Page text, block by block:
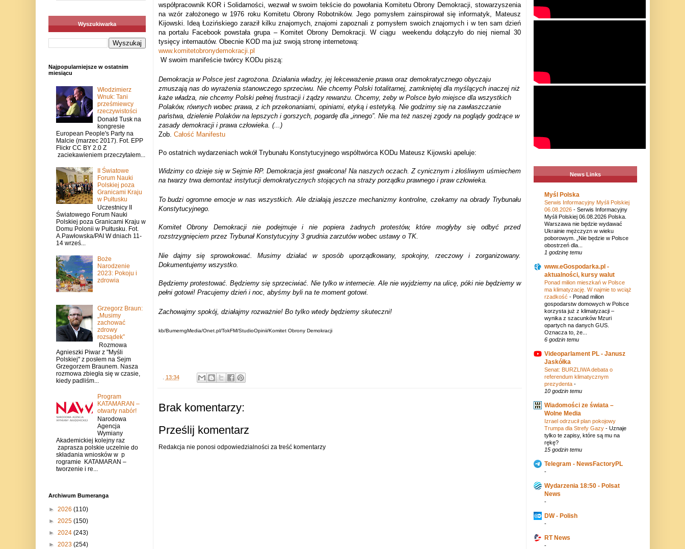
współpracownik KOR i Solidarności, wezwał w swoim tekście do powołania Komitetu Obrony Demokracji, stowarzyszenia
na wzór założonego w 1976 roku Komitetu Obrony Robotników. Jego pomysłem zainspirował się informatyk, Mateusz
Kijowski. Ideą Łozińskiego zaraził kilku znajomych, znajomi zapoznali z pomysłem swoich znajomych i w ten sam dzień
na portalu Facebook powstała grupa – Komitet Obrony Demokracji. W ciągu
weekendu dołączyło do niej niemal 30
tysięcy internautów. Obecnie KOD ma już swoją stronę internetową:
www.komitetobronydemokracji.pl
W swoim manifeście twórcy KODu piszą:
Demokracja w Polsce jest zagrożona. Działania władzy, jej lekceważenie prawa oraz demokratycznego obyczaju
zmuszają nas do wyrażenia stanowczego sprzeciwu. Nie chcemy Polski totalitarnej, zamkniętej dla myślących inaczej niż
każe władza, nie chcemy Polski pełnej frustracji i żądzy rewanżu. Chcemy, żeby w Polsce było miejsce dla wszystkich
Polaków, równych wobec prawa, z ich przekonaniami, opiniami, etyką i estetyką. Nie godzimy się na zawłaszczanie
państwa, dzielenie Polaków na lepszych i gorszych, pogardę dla „innego”. Nie ma też naszej zgody na poglądy godzące w
zasady demokracji i prawa człowieka. (...)
Zob. Całość Manifestu
Po ostatnich wydarzeniach wokół Trybunału Konstytucyjnego wspóltwórca KODu Mateusz Kijowski apeluje:
Widzimy co dzieje się w Sejmie RP. Demokracja jest gwałcona! Na naszych oczach. Z cynicznym i złośliwym uśmiechem
na twarzy trwa demontaż instytucji demokratycznych stojących na straży porządku prawnego i praw człowieka.
To budzi ogromne emocje w nas wszystkich. Ale działają jeszcze mechanizmy kontrolne, czekamy na obrady Trybunału
Konstytucyjnego.
Komitet Obrony Demokracji nie podejmuje i nie popiera żadnych protestów, które mogłyby się odbyć przed
rozstrzygnięciem przez Trybunał Konstytucyjny 3 grudnia zarzutów wobec ustawy o TK.
Nie dajmy się sprowokować. Musimy działać w sposób uporządkowany, spokojny, rzeczowy i zorganizowany.
Dokumentujemy wszystko.
Będziemy protestować. Będziemy się sprzeciwiać. Nie tylko w internecie. Ale nie wyjdziemy na ulicę, póki nie będziemy w
pełni gotowi! Pracujemy dzień i noc, abyśmy byli na te moment gotowi.
Zachowajmy spokój, działajmy rozważnie! Bo tylko wtedy będziemy skuteczni!
kb/BumerngMedia/Onet.pl/TokFM/StudioOpinii/Komitet Obrony Demokracji
13:34
Brak komentarzy:
Prześlij komentarz
Redakcja nie ponosi odpowiedzialności za treść komentarzy
Wyszukiwarka
Najpopularniejsze w ostatnim
miesiącu
Włodzimierz
Wnuk: Tani
prześmiewcy
rzeczywistości
Donald Tusk na
kongresie
European People's Party na
Malcie (marzec 2017). Fot. EPP
Flickr CC BY 2.0 Z
zaciekawieniem przeczytałem...
II Światowe
Forum Nauki
Polskiej poza
Granicami Kraju
w Pułtusku
Uczestnicy II
Światowego Forum Nauki
Polskiej poza Granicami Kraju w
Domu Polonii w Pułtusku. Fot.
A.Pawłowska/PAI W dniach 11-
14 wrześ...
Boże
Narodzenie
2023: Pokoju i
zdrowia
Grzegorz Braun:
„Musimy
zachować
zdrowy
rozsądek”
Rozmowa
Agnieszki Piwar z "Myśli
Polskiej" z posłem na Sejm
Grzegorzem Braunem. Nasza
rozmowa zbiegła się w czasie,
kiedy padliśm...
Program
KATAMARAN –
otwarty nabór!
Narodowa
Agencja
Wymiany
Akademickiej kolejny raz
zaprasza polskie uczelnie do
składania wniosków w p
rogramie KATAMARAN –
tworzenie i re...
Archiwum Bumeranga
► 2026 (110)
► 2025 (150)
► 2024 (243)
► 2023 (254)
News Links
Myśl Polska
Serwis Informacyjny Myśli Polskiej
06.08.2026 - Serwis Informacyjny
Myśli Polskiej 06.08.2026 Polska.
Warszawa nie będzie wydawać
Ukrainie mężczyzn w wieku
poborowym. „Nie będzie w Polsce
obostrzeń dla...
1 godzinę temu
www.eGospodarka.pl -
aktualności, kursy walut
Ponad milion mieszkań w Polsce
ma klimatyzację. W najmie to wciąż
rzadkość - Ponad milion
gospodarstw domowych w Polsce
korzysta już z klimatyzacji –
wynika z szacunków Mzuri
opartych na danych GUS.
Oznacza to, że...
6 godzin temu
Videoparlament PL - Janusz
Jaskółka
Senat: BURZLIWA debata o
referendum klimatycznym
prezydenta -
10 godzin temu
Wiadomości ze świata –
Wolne Media
Izrael odrzucił plan pokojowy
Trumpa dla Strefy Gazy - Uznaje
tylko te zapisy, które są mu na
rękę?
15 godzin temu
Telegram - NewsFactoryPL
-
Wydarzenia 18:50 - Polsat
News
-
DW - Polish
-
RT News
-